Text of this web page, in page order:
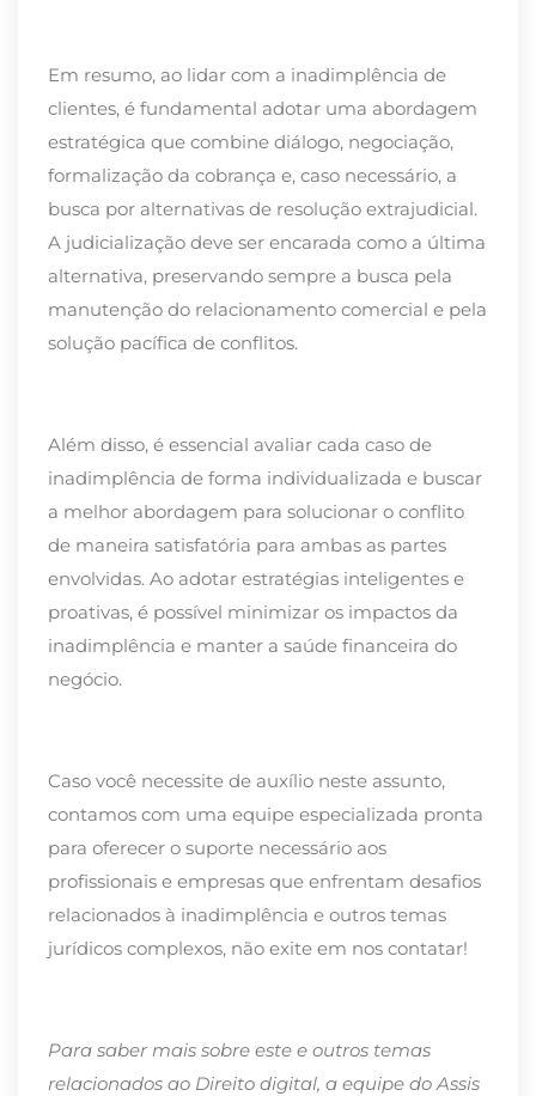
Em resumo, ao lidar com a inadimplência de
clientes, é fundamental adotar uma abordagem
estratégica que combine diálogo, negociação,
formalização da cobrança e, caso necessário, a
busca por alternativas de resolução extrajudicial.
A judicialização deve ser encarada como a última
alternativa, preservando sempre a busca pela
manutenção do relacionamento comercial e pela
solução pacífica de conflitos.
Além disso, é essencial avaliar cada caso de
inadimplência de forma individualizada e buscar
a melhor abordagem para solucionar o conflito
de maneira satisfatória para ambas as partes
envolvidas. Ao adotar estratégias inteligentes e
proativas, é possível minimizar os impactos da
inadimplência e manter a saúde financeira do
negócio.
Caso você necessite de auxílio neste assunto,
contamos com uma equipe especializada pronta
para oferecer o suporte necessário aos
profissionais e empresas que enfrentam desafios
relacionados à inadimplência e outros temas
jurídicos complexos, não exite em nos contatar!
Para saber mais sobre este e outros temas
relacionados ao Direito digital, a equipe do Assis